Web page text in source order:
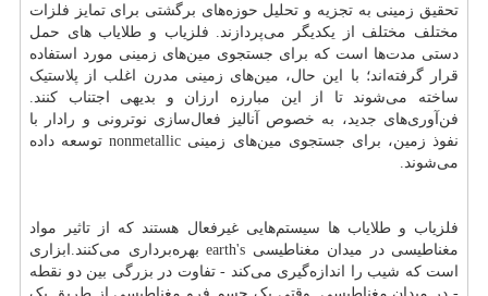
تحقیق زمینی به تجزیه و تحلیل حوزه‌های برگشتی برای تمایز فلزات
مختلف مختلف از یکدیگر می‌پردازند. فلزیاب و طلایاب های حمل
دستی مدت‌ها است که برای جستجوی مین‌های زمینی مورد استفاده
قرار گرفته‌اند؛ با این حال، مین‌های زمینی مدرن اغلب از پلاستیک
ساخته می‌شوند تا از این مبارزه ارزان و بدیهی اجتناب کنند.
فن‌آوری‌های جدید، به خصوص آنالیز فعال‌سازی نوترونی و رادار با
نفوذ زمین، برای جستجوی مین‌های زمینی nonmetallic توسعه داده
می‌شوند.
فلزیاب و طلایاب ها سیستم‌هایی غیرفعال هستند که از تاثیر مواد
مغناطیسی در میدان مغناطیسی earth's بهره‌برداری می‌کنند.ابزاری
است که شیب را اندازه‌گیری می‌کند - تفاوت در بزرگی بین دو نقطه